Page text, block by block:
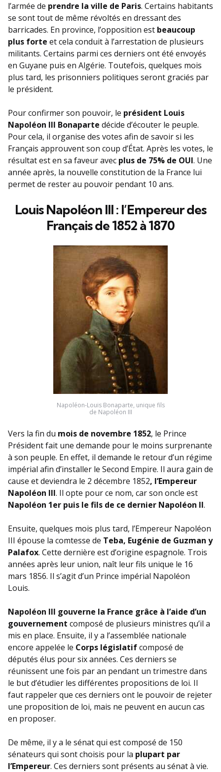
l’armée de prendre la ville de Paris. Certains habitants
se sont tout de même révoltés en dressant des
barricades. En province, l’opposition est beaucoup
plus forte et cela conduit à l’arrestation de plusieurs
militants. Certains parmi ces derniers ont été envoyés
en Guyane puis en Algérie. Toutefois, quelques mois
plus tard, les prisonniers politiques seront graciés par
le président.
Pour confirmer son pouvoir, le président Louis
Napoléon III Bonaparte décide d’écouter le peuple.
Pour cela, il organise des votes afin de savoir si les
Français approuvent son coup d’État. Après les votes, le
résultat est en sa faveur avec plus de 75% de OUI. Une
année après, la nouvelle constitution de la France lui
permet de rester au pouvoir pendant 10 ans.
Louis Napoléon III : l’Empereur des
Français de 1852 à 1870
Napoléon-Louis Bonaparte, unique fils
de Napoléon III
Vers la fin du mois de novembre 1852, le Prince
Président fait une demande pour le moins surprenante
à son peuple. En effet, il demande le retour d’un régime
impérial afin d’installer le Second Empire. Il aura gain de
cause et deviendra le 2 décembre 1852, l’Empereur
Napoléon III. Il opte pour ce nom, car son oncle est
Napoléon 1er puis le fils de ce dernier Napoléon II.
Ensuite, quelques mois plus tard, l’Empereur Napoléon
III épouse la comtesse de Teba, Eugénie de Guzman y
Palafox. Cette dernière est d’origine espagnole. Trois
années après leur union, naît leur fils unique le 16
mars 1856. Il s’agit d’un Prince impérial Napoléon
Louis.
Napoléon III gouverne la France grâce à l’aide d’un
gouvernement composé de plusieurs ministres qu’il a
mis en place. Ensuite, il y a l’assemblée nationale
encore appelée le Corps législatifcomposé de
députés élus pour six années. Ces derniers se
réunissent une fois par an pendant un trimestre dans
le but d’étudier les différentes propositions de loi. Il
faut rappeler que ces derniers ont le pouvoir de rejeter
une proposition de loi, mais ne peuvent en aucun cas
en proposer.
De même, il y a le sénat qui est composé de 150
sénateurs qui sont choisis pour la plupart par
l’Empereur. Ces derniers sont présents au sénat à vie.